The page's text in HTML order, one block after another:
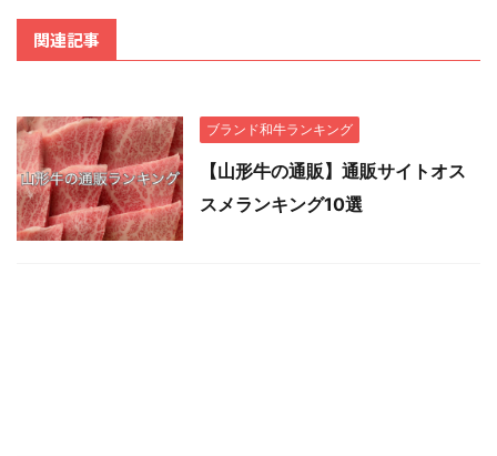
関連記事
ブランド和牛ランキング
【山形牛の通販】通販サイトオス
スメランキング10選